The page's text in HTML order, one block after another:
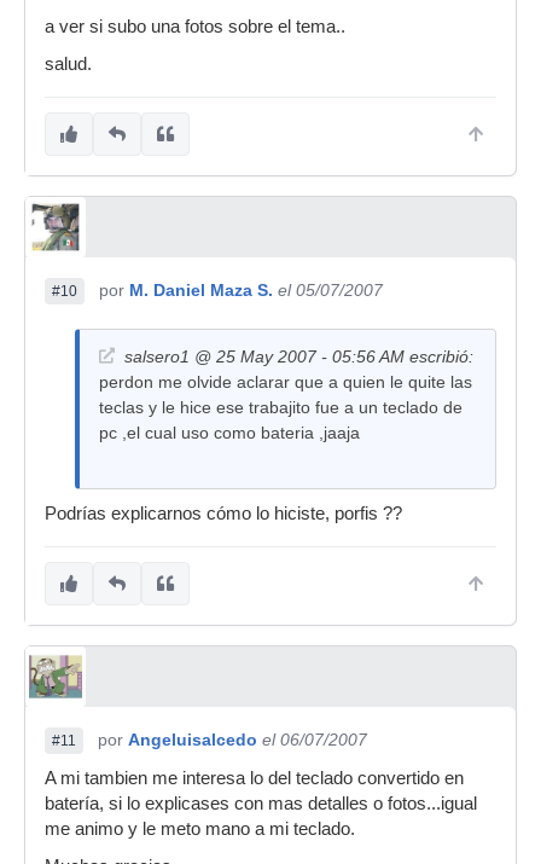
a ver si subo una fotos sobre el tema..
salud.
#10 por M. Daniel Maza S. el 05/07/2007
salsero1 @ 25 May 2007 - 05:56 AM escribió:
perdon me olvide aclarar que a quien le quite las
teclas y le hice ese trabajito fue a un teclado de
pc ,el cual uso como bateria ,jaaja
Podrías explicarnos cómo lo hiciste, porfis ??
#11 por Angeluisalcedo el 06/07/2007
A mi tambien me interesa lo del teclado convertido en
batería, si lo explicases con mas detalles o fotos...igual
me animo y le meto mano a mi teclado.